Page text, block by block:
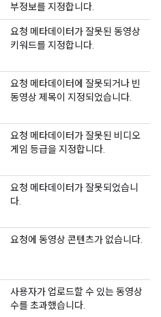
부정보를 지정합니다.
요청 메타데이터가 잘못된 동영상
키워드를 지정합니다.
요청 메타데이터에 잘못되거나 빈
동영상 제목이 지정되었습니다.
요청 메타데이터가 잘못된 비디오
게임 등급을 지정합니다.
요청 메타데이터가 잘못되었습니
다.
요청에 동영상 콘텐츠가 없습니다.
사용자가 업로드할 수 있는 동영상
수를 초과했습니다.